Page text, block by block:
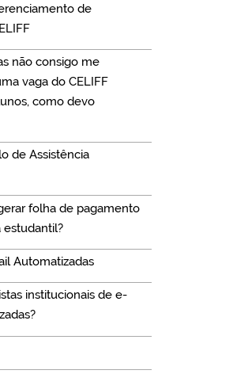
de
não consigo me
vaga do CELIFF
como devo
de Assistência
folha de pagamento
estudantil?
Automatizadas
institucionais de e-